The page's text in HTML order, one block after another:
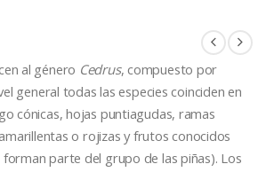
al género Cedrus, compuesto por
general todas las especies coinciden en
cónicas, hojas puntiagudas, ramas
o rojizas y frutos conocidos
parte del grupo de las piñas). Los